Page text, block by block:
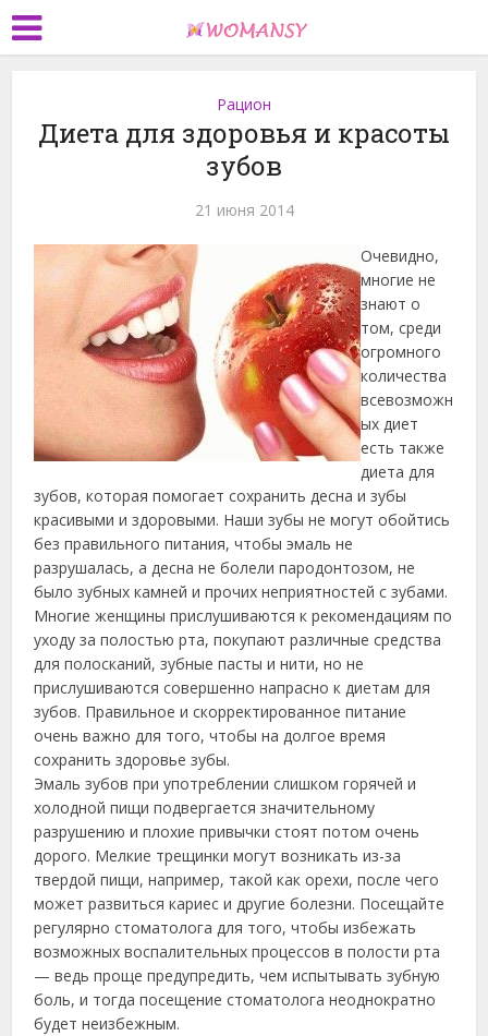
Рацион
Диета для здоровья и красоты
зубов
21 июня 2014
Очевидно,
многие не
знают о
том, среди
огромного
количества
всевозможн
ых диет
есть также
диета для
зубов, которая помогает сохранить десна и зубы
красивыми и здоровыми. Наши зубы не могут обойтись
без правильного питания, чтобы эмаль не
разрушалась, а десна не болели пародонтозом, не
было зубных камней и прочих неприятностей с зубами.
Многие женщины прислушиваются к рекомендациям по
уходу за полостью рта, покупают различные средства
для полосканий, зубные пасты и нити,но не
прислушиваются совершенно напрасно к диетам для
зубов. Правильное и скорректированное питание
очень важно для того, чтобы на долгое время
сохранить здоровье зубы.
Эмаль зубов при употреблении слишком горячей и
холодной пищи подвергается значительному
разрушению и плохие привычки стоят потом очень
дорого. Мелкие трещинки могут возникать из-за
твердой пищи, например, такой как орехи, после чего
может развиться кариес и другие болезни. Посещайте
регулярно стоматолога для того, чтобы избежать
возможных воспалительных процессов в полости рта
— ведь проще предупредить, чем испытывать зубную
боль, и тогда посещение стоматолога неоднократно
будет неизбежным.